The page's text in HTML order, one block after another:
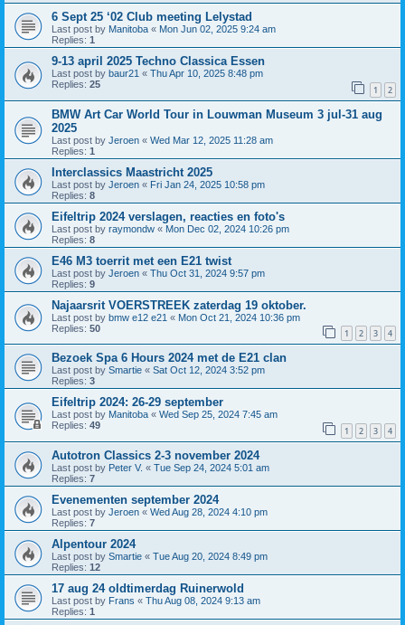
6 Sept 25 ‘02 Club meeting Lelystad
Last post by Manitoba « Mon Jun 02, 2025 9:24 am
Replies: 1
9-13 april 2025 Techno Classica Essen
Last post by baur21 « Thu Apr 10, 2025 8:48 pm
Replies: 25 1 2
BMW Art Car World Tour in Louwman Museum 3 jul-31 aug
2025
Last post by Jeroen « Wed Mar 12, 2025 11:28 am
Replies: 1
Interclassics Maastricht 2025
Last post by Jeroen « Fri Jan 24, 2025 10:58 pm
Replies: 8
Eifeltrip 2024 verslagen, reacties en foto's
Last post by raymondw « Mon Dec 02, 2024 10:26 pm
Replies: 8
E46 M3 toerrit met een E21 twist
Last post by Jeroen « Thu Oct 31, 2024 9:57 pm
Replies: 9
Najaarsrit VOERSTREEK zaterdag 19 oktober.
Last post by bmw e12 e21 « Mon Oct 21, 2024 10:36 pm
Replies: 50 1 2 3 4
Bezoek Spa 6 Hours 2024 met de E21 clan
Last post by Smartie « Sat Oct 12, 2024 3:52 pm
Replies: 3
Eifeltrip 2024: 26-29 september
Last post by Manitoba « Wed Sep 25, 2024 7:45 am
Replies: 49 1 2 3 4
Autotron Classics 2-3 november 2024
Last post by Peter V. « Tue Sep 24, 2024 5:01 am
Replies: 7
Evenementen september 2024
Last post by Jeroen « Wed Aug 28, 2024 4:10 pm
Replies: 7
Alpentour 2024
Last post by Smartie « Tue Aug 20, 2024 8:49 pm
Replies: 12
17 aug 24 oldtimerdag Ruinerwold
Last post by Frans « Thu Aug 08, 2024 9:13 am
Replies: 1